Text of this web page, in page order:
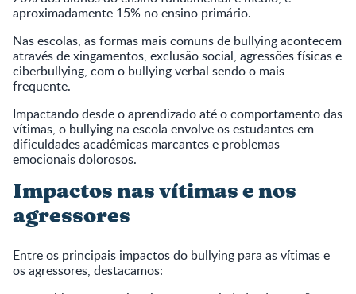
aproximadamente 15% no ensino primário.
Nas escolas, as formas mais comuns de bullying acontecem
através de xingamentos, exclusão social, agressões físicas e
ciberbullying, com o bullying verbal sendo o mais
frequente.
Impactando desde o aprendizado até o comportamento das
vítimas, o bullying na escola envolve os estudantes em
dificuldades acadêmicas marcantes e problemas
emocionais dolorosos.
Impactos nas vítimas e nos
agressores
Entre os principais impactos do bullying para as vítimas e
os agressores, destacamos: